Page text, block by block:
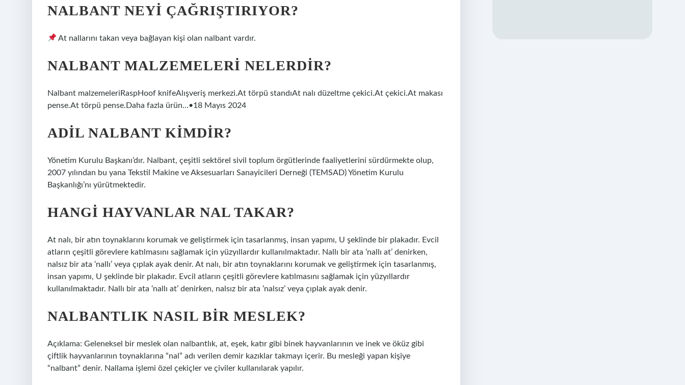
NALBANT NEYI ÇAĞRIŞTIRIYOR?
At nallarını takan veya bağlayan kişi olan nalbant vardır.
NALBANT MALZEMELERI NELERDIR?
Nalbant malzemeleriRaspHoof knifeAlışveriş merkezi.At törpü standıAt nalı düzeltme çekici.At çekici.At makası
pense.At törpü pense.Daha fazla ürün…•18 Mayıs 2024
ADIL NALBANT KIMDIR?
Yönetim Kurulu Başkanı’dır. Nalbant, çeşitli sektörel sivil toplum örgütlerinde faaliyetlerini sürdürmekte olup,
2007 yılından bu yana Tekstil Makine ve Aksesuarları Sanayicileri Derneği (TEMSAD) Yönetim Kurulu
Başkanlığı’nı yürütmektedir.
HANGI HAYVANLAR NAL TAKAR?
At nalı, bir atın toynaklarını korumak ve geliştirmek için tasarlanmış, insan yapımı, U şeklinde bir plakadır. Evcil
atların çeşitli görevlere katılmasını sağlamak için yüzyıllardır kullanılmaktadır. Nallı bir ata ‘nallı at’ denirken,
nalsız bir ata ‘nallı’ veya çıplak ayak denir. At nalı, bir atın toynaklarını korumak ve geliştirmek için tasarlanmış,
insan yapımı, U şeklinde bir plakadır. Evcil atların çeşitli görevlere katılmasını sağlamak için yüzyıllardır
kullanılmaktadır. Nallı bir ata ‘nallı at’ denirken, nalsız bir ata ‘nalsız’ veya çıplak ayak denir.
NALBANTLIK NASIL BIR MESLEK?
Açıklama: Geleneksel bir meslek olan nalbantlık, at, eşek, katır gibi binek hayvanlarının ve inek ve öküz gibi
çiftlik hayvanlarının toynaklarına “nal” adı verilen demir kazıklar takmayı içerir. Bu mesleği yapan kişiye
“nalbant” denir. Nallama işlemi özel çekiçler ve çiviler kullanılarak yapılır.